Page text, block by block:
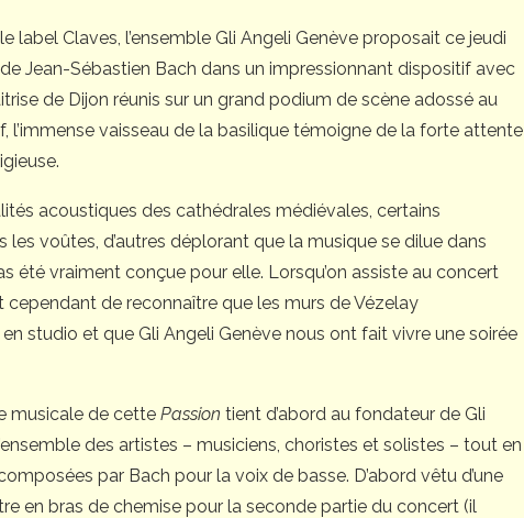
label Claves, l’ensemble Gli Angeli Genève proposait ce jeudi
de Jean-Sébastien Bach dans un impressionnant dispositif avec
de Dijon réunis sur un grand podium de scène adossé au
vaisseau de la basilique témoigne de la forte attente
acoustiques des cathédrales médiévales, certains
voûtes, d’autres déplorant que la musique se dilue dans
été vraiment conçue pour elle. Lorsqu’on assiste au concert
de reconnaître que les murs de Vézelay
studio et que Gli Angeli Genève nous ont fait vivre une soirée
musicale de cette Passion tient d’abord au fondateur de Gli
des artistes – musiciens, choristes et solistes – tout en
par Bach pour la voix de basse. D’abord vêtu d’une
en bras de chemise pour la seconde partie du concert (il